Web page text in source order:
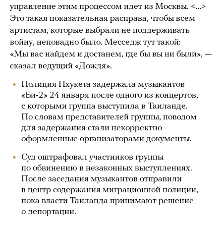
управление этим процессом идет из Москвы. <…>
Это такая показательная расправа, чтобы всем
артистам, которые выбрали не поддерживать
войну, неповадно было. Месседж тут такой:
«Мы вас найдем и достанем, где бы вы ни были», —
сказал ведущий «Дождя».
Полиция Пхукета задержала музыкантов
«Би-2» 24 января после одного из концертов,
с которыми группа выступила в Таиланде.
По словам представителей группы, поводом
для задержания стали некорректно
оформленные организаторами документы.
Суд оштрафовал участников группы
по обвинению в незаконных выступлениях.
После заседания музыкантов отправили
в центр содержания миграционной полиции,
пока власти Таиланда принимают решение
о депортации.